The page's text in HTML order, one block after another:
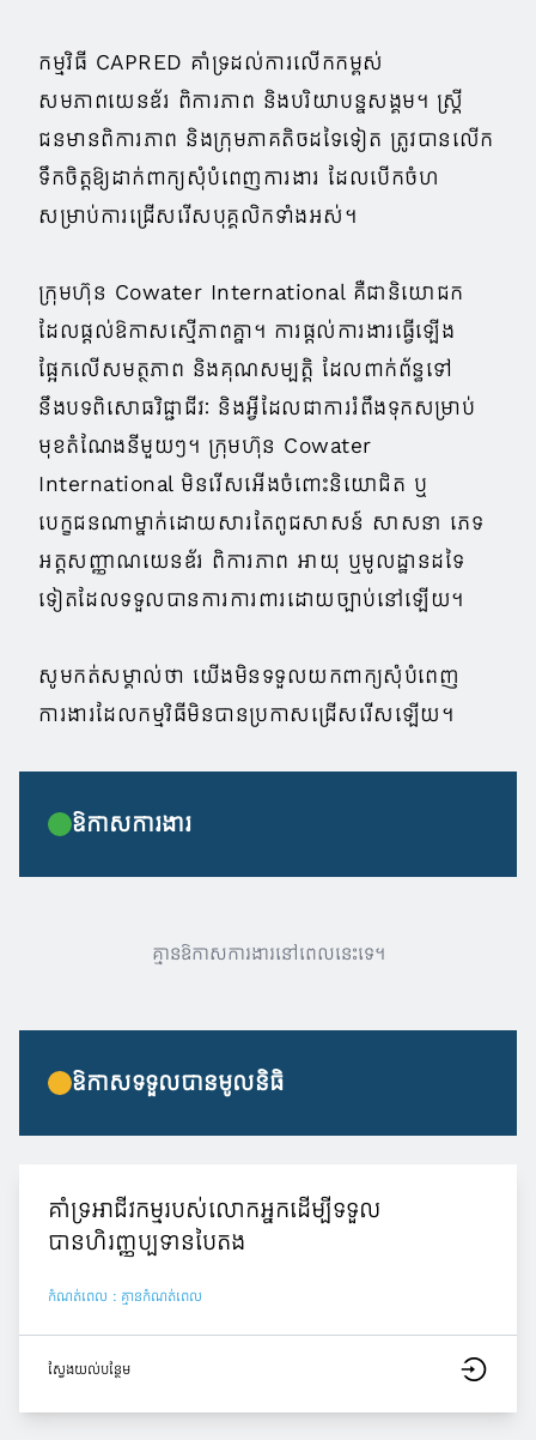
កម្មវិធី CAPRED គាំទ្រដល់ការលើកកម្ពស់
សមភាពយេនឌ័រ ពិការភាព និងបរិយាបន្នសង្គម។ ស្ត្រី
ជនមានពិការភាព និងក្រុមភាគតិចដទៃទៀត ត្រូវបានលើក
ទឹកចិត្តឱ្យដាក់ពាក្យសុំបំពេញការងារ ដែលបើកចំហ
សម្រាប់ការជ្រើសរើសបុគ្គលិកទាំងអស់។
ក្រុមហ៊ុន Cowater International គឺជានិយោជក
ដែលផ្តល់ឱកាសស្មើភាពគ្នា។ ការផ្ដល់ការងារធ្វើឡើង
ផ្អែកលើសមត្ថភាព​ និងគុណសម្បត្តិ ដែលពាក់ព័ន្ធទៅ
នឹងបទពិសោធវិជ្ជាជីវៈ និងអ្វីដែលជាការរំពឹងទុកសម្រាប់
មុខតំណែងនីមួយៗ។ ក្រុមហ៊ុន Cowater
International មិនរើសអើងចំពោះនិយោជិត ឬ
បេក្ខជនណាម្នាក់ដោយសារតែពូជសាសន៍ សាសនា ភេទ
អត្តសញ្ញាណយេនឌ័រ ពិការភាព អាយុ ឬមូលដ្ឋានដទៃ
ទៀតដែលទទួលបានការការពារដោយច្បាប់នៅឡើយ។
សូមកត់សម្គាល់ថា យើងមិនទទួលយកពាក្យសុំបំពេញ
ការងារដែលកម្មវិធីមិនបានប្រកាសជ្រើសរើសឡើយ។
ឱកាសការងារ
គ្មានឱកាសការងារនៅពេលនេះទេ។
ឱកាសទទួលបានមូលនិធិ
គាំទ្រអាជីវកម្មរបស់លោកអ្នកដើម្បីទទួល
បានហិរញ្ញប្បទានបៃតង
កំណត់ពេល : គ្មានកំណត់ពេល
ស្វែង​យល់​បន្ថែម